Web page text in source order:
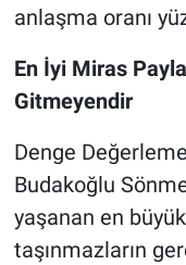
anlaşma oranı
En İyi Miras
Gitmeyendir
Denge
Budakoğlu
yaşanan en
taşınmazların